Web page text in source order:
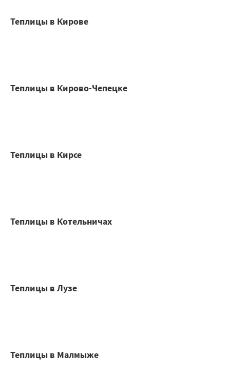
Теплицы в Кирове
Теплицы в Кирово-Чепецке
Теплицы в Кирсе
Теплицы в Котельничах
Теплицы в Лузе
Теплицы в Малмыже